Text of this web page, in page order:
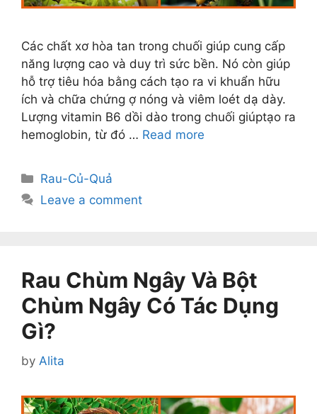
Các chất xơ hòa tan trong chuối giúp cung cấp
năng lượng cao và duy trì sức bền. Nó còn giúp
hỗ trợ tiêu hóa bằng cách tạo ra vi khuẩn hữu
ích và chữa chứng ợ nóng và viêm loét dạ dày.
Lượng vitamin B6 dồi dào trong chuối giúptạo ra
hemoglobin, từ đó … Read more
Categories
Rau-Củ-Quả
Leave a comment
Rau Chùm Ngây Và Bột
Chùm Ngây Có Tác Dụng
Gì?
by Alita